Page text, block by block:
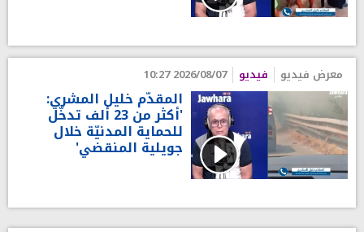
معرض فيديو فيديو 2026/08/07 10:27
المقدّم خليل المشري:
'أكثر من 23 ألف تدخّل
للحماية المدنيّة خلال
جويلية المنقضي'